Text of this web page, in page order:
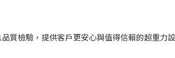
質檢驗，提供客戶更安心與值得信賴的超重力